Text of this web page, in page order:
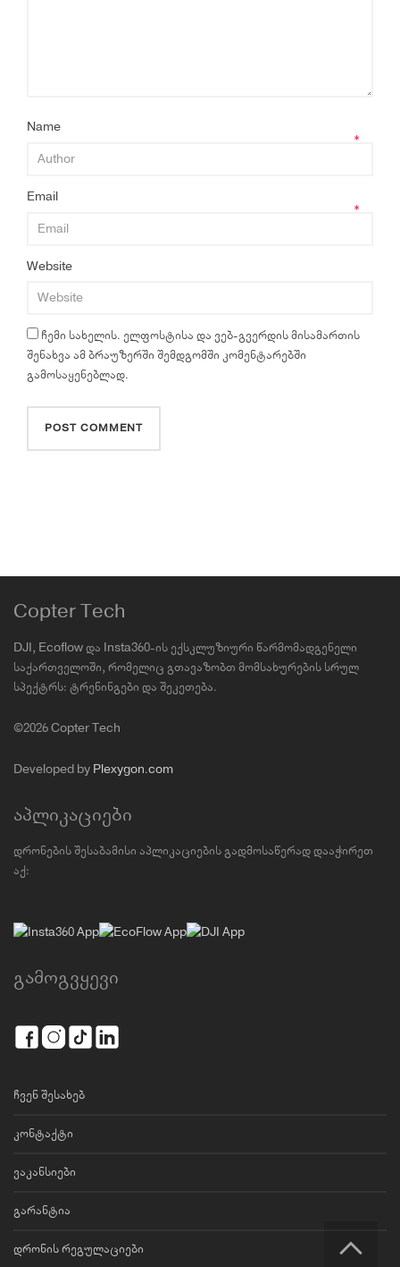
Name
*
Email
*
Website
ჩემი სახელის. ელფოსტისა და ვებ-გვერდის მისამართის
შენახვა ამ ბრაუზერში შემდგომში კომენტარებში
გამოსაყენებლად.
Copter Tech
DJI, Ecoflow და Insta360-ის ექსკლუზიური წარმომადგენელი
საქართველოში, რომელიც გთავაზობთ მომსახურების სრულ
სპექტრს: ტრენინგები და შეკეთება.
©2026 Copter Tech
Developed by Plexygon.com
აპლიკაციები
დრონების შესაბამისი აპლიკაციების გადმოსაწერად დააჭირეთ
აქ:
გამოგვყევი
ჩვენ შესახებ
კონტაქტი
ვაკანსიები
გარანტია
დრონის რეგულაციები